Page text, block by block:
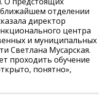
отделении
директор
центра
и муниципальных
Светлана Мусарская.
проходить обучение
понятно»,